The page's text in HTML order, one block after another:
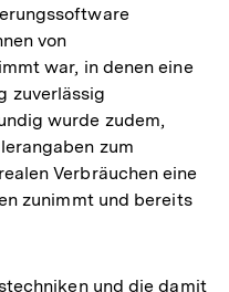
von
war, in denen eine
zuverlässig
wurde zudem,
zum
Verbräuchen eine
zunimmt und bereits
und die damit